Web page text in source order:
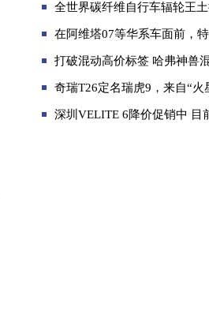
全世界碳纤维自行车辐轮王土拨鼠泰勒德国最好
在阿维塔07等华系车面前，特斯拉的＂科技信
打破混动高价标签 哈弗神兽混动DHT
奇瑞T26定名瑞虎9，来自“火星”的
深圳VELITE 6降价促销中 目前